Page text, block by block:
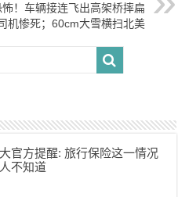
怖！车辆接连飞出高架桥摔扁
机惨死；60cm大雪横扫北美
官方提醒: 旅行保险这一情况
不知道